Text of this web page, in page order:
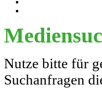
Nutze bitte für
Suchanfragen